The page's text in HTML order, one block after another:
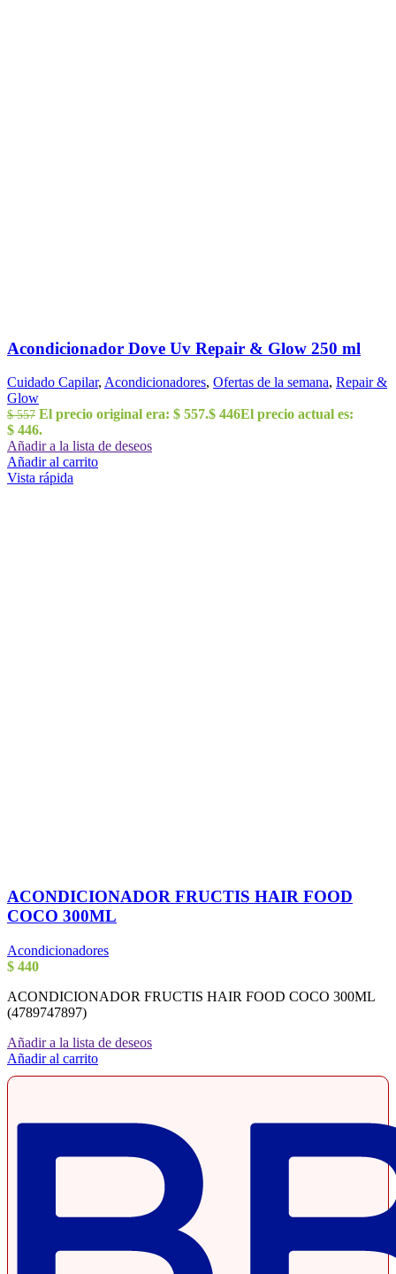
Acondicionador Dove Uv Repair & Glow 250 ml
Cuidado Capilar, Acondicionadores, Ofertas de la semana, Repair &
Glow
$557 El precio original era: $ 557.$ 446El precio actual es:
$ 446.
Añadir a la lista de deseos
Añadir al carrito
Vista rápida
ACONDICIONADOR FRUCTIS HAIR FOOD
COCO 300ML
Acondicionadores
$ 440
ACONDICIONADOR FRUCTIS HAIR FOOD COCO 300ML
(4789747897)
Añadir a la lista de deseos
Añadir al carrito